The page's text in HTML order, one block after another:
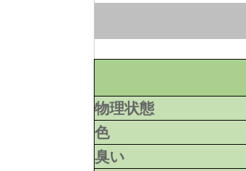
物理状態
色
臭い